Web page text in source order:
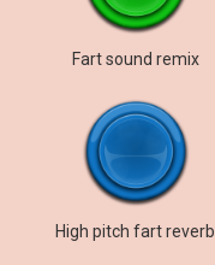
Fart sound remix
High pitch fart reverb